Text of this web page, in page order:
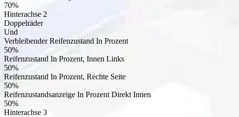
70%
Hinterachse 2
Doppelräder
Und
Verbleibender Reifenzustand In Prozent
50%
Reifenzustand In Prozent, Innen Links
50%
Reifenzustand In Prozent, Rechte Seite
50%
Reifenzustandsanzeige In Prozent Direkt Innen
50%
Hinterachse 3